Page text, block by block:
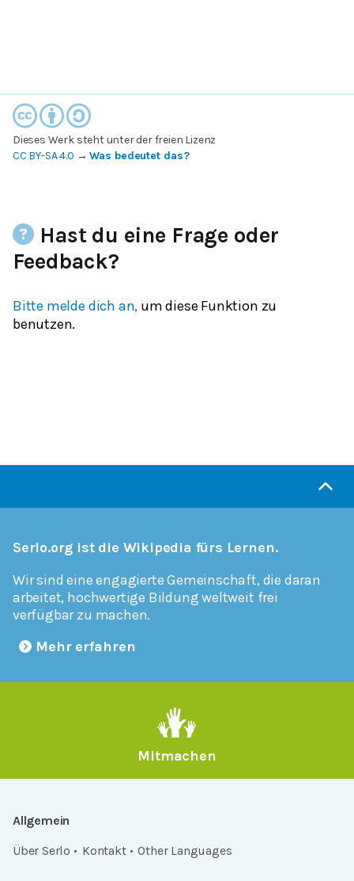
Dieses Werk steht unter der freien Lizenz
CC BY-SA 4.0 →Was bedeutet das?
Hast du eine Frage oder
Feedback?
Bitte melde dich an, um diese Funktion zu
benutzen.
Serlo.org ist die Wikipedia fürs Lernen.
Wir sind eine engagierte Gemeinschaft, die daran
arbeitet, hochwertige Bildung weltweit frei
verfügbar zu machen.
Mehr erfahren
Mitmachen
Allgemein
Über Serlo
Kontakt Other Languages